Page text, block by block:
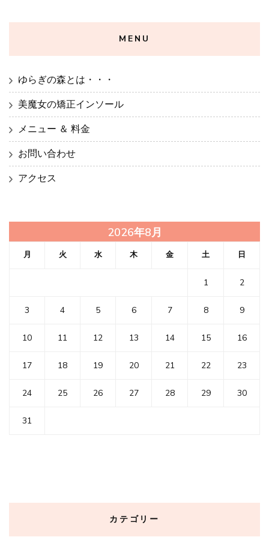
MENU
ゆらぎの森とは・・・
美魔女の矯正インソール
メニュー ＆ 料金
お問い合わせ
アクセス
2026年8月
月 火 水 木 金 土 日
1 2
3 4 5 6 7 8 9
10 11 12 13 14 15 16
17 18 19 20 21 22 23
24 25 26 27 28 29 30
31
カテゴリー